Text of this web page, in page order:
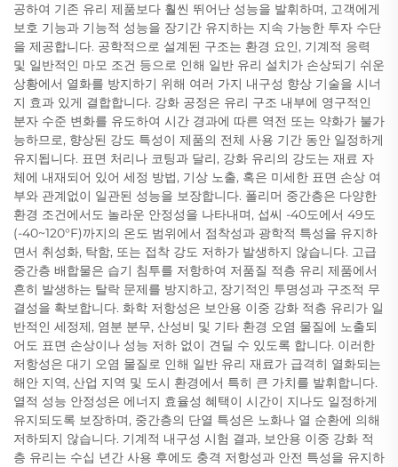
공하여 기존 유리 제품보다 훨씬 뛰어난 성능을 발휘하며, 고객에게
보호 기능과 기능적 성능을 장기간 유지하는 지속 가능한 투자 수단
을 제공합니다. 공학적으로 설계된 구조는 환경 요인, 기계적 응력
및 일반적인 마모 조건 등으로 인해 일반 유리 설치가 손상되기 쉬운
상황에서 열화를 방지하기 위해 여러 가지 내구성 향상 기술을 시너
지 효과 있게 결합합니다. 강화 공정은 유리 구조 내부에 영구적인
분자 수준 변화를 유도하여 시간 경과에 따른 역전 또는 약화가 불가
능하므로, 향상된 강도 특성이 제품의 전체 사용 기간 동안 일정하게
유지됩니다. 표면 처리나 코팅과 달리, 강화 유리의 강도는 재료 자
체에 내재되어 있어 세정 방법, 기상 노출, 혹은 미세한 표면 손상 여
부와 관계없이 일관된 성능을 보장합니다. 폴리머 중간층은 다양한
환경 조건에서도 놀라운 안정성을 나타내며, 섭씨 -40도에서 49도
(-40~120°F)까지의 온도 범위에서 점착성과 광학적 특성을 유지하
면서 취성화, 탁함, 또는 접착 강도 저하가 발생하지 않습니다. 고급
중간층 배합물은 습기 침투를 저항하여 저품질 적층 유리 제품에서
흔히 발생하는 탈락 문제를 방지하고, 장기적인 투명성과 구조적 무
결성을 확보합니다. 화학 저항성은 보안용 이중 강화 적층 유리가 일
반적인 세정제, 염분 분무, 산성비 및 기타 환경 오염 물질에 노출되
어도 표면 손상이나 성능 저하 없이 견딜 수 있도록 합니다. 이러한
저항성은 대기 오염 물질로 인해 일반 유리 재료가 급격히 열화되는
해안 지역, 산업 지역 및 도시 환경에서 특히 큰 가치를 발휘합니다.
열적 성능 안정성은 에너지 효율성 혜택이 시간이 지나도 일정하게
유지되도록 보장하며, 중간층의 단열 특성은 노화나 열 순환에 의해
저하되지 않습니다. 기계적 내구성 시험 결과, 보안용 이중 강화 적
층 유리는 수십 년간 사용 후에도 충격 저항성과 안전 특성을 유지하